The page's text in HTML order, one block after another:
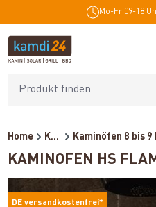
Mo-Fr 09-18
Home Kaminöfen Kaminöfen 8 bis 9
KAMINOFEN HS
DE versandkostenfrei*